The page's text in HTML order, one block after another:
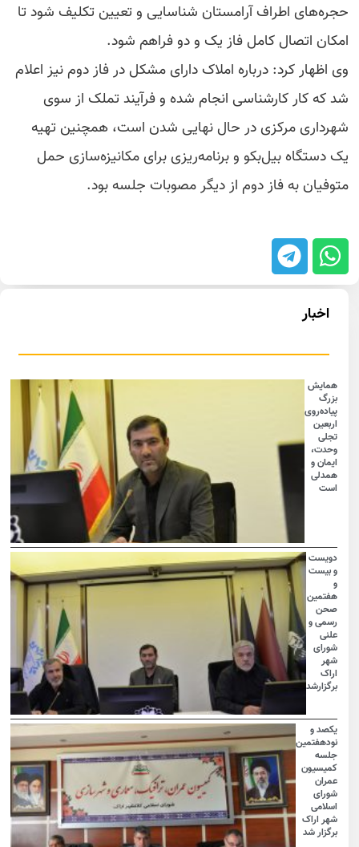
حجره‌های اطراف آرامستان شناسایی و تعیین تکلیف شود تا
امکان اتصال کامل فاز یک و دو فراهم شود.
وی اظهار کرد: درباره املاک دارای مشکل در فاز دوم نیز اعلام
شد که کار کارشناسی انجام شده و فرآیند تملک از سوی
شهرداری مرکزی در حال نهایی شدن است، همچنین تهیه
یک دستگاه بیل‌بکو و برنامه‌ریزی برای مکانیزه‌سازی حمل
متوفیان به فاز دوم از دیگر مصوبات جلسه بود.
اخبار
همایش
بزرگ
پیاده‌روی
اربعین
تجلی
وحدت،
ایمان و
همدلی
است
دویست
و بیست
هفتمین
صحن
رسمی و
علنی
شورای
شهر
اراک
برگزارشد
یکصد و
نودهفتمین
جلسه
کمیسیون
عمران
شورای
اسلامی
شهر اراک
برگزار شد